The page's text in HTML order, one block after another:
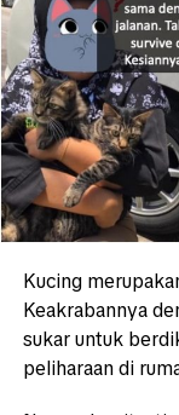
Kucing
Keakrabannya
sukar untuk
peliharaan di